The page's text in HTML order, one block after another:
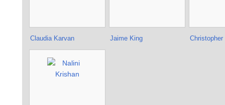
Claudia Karvan Jaime King Christopher